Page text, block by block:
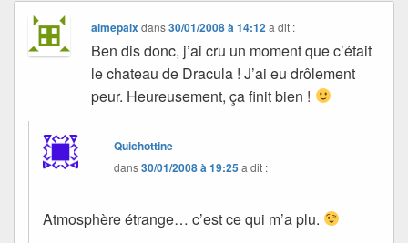
aimepaixdans30/01/2008 à 14:12 a dit :
Ben dis donc, j’ai cru un moment que c’était
le chateau de Dracula ! J’ai eu drôlement
peur. Heureusement, ça finit bien !
Quichottine
dans30/01/2008 à 19:25a dit :
Atmosphère étrange… c’est ce qui m’a plu.